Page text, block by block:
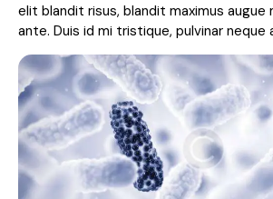
elit blandit risus, blandit maximus augue
ante. Duis id mi tristique, pulvinar